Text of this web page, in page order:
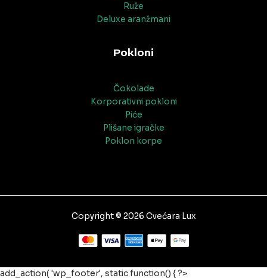
Ruže
Deluxe aranžmani
Pokloni
Čokolade
Korporativni pokloni
Piće
Plišane igračke
Poklon korpe
Copyright © 2026 Cvećara Lux
add_action( 'wp_footer', static function() { ?>